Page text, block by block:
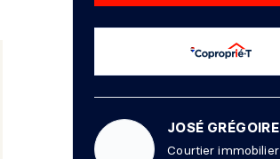
JOSÉ GRÉGOIRE
Courtier immobilier